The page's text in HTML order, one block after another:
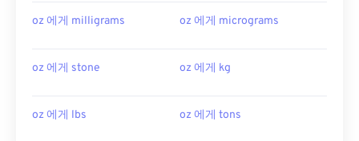
oz 에게 milligrams oz 에게 micrograms
oz 에게 stone oz 에게 kg
oz 에게 lbs oz 에게 tons